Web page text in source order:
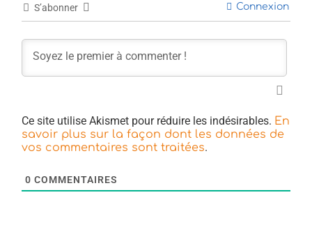
S’abonner Connexion
Ce site utilise Akismet pour réduire les indésirables. En
savoir plus sur la façon dont les données de
vos commentaires sont traitées.
0 COMMENTAIRES